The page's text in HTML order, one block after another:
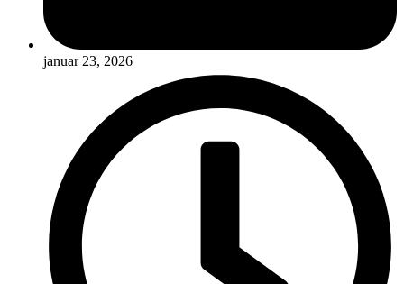
januar 23, 2026